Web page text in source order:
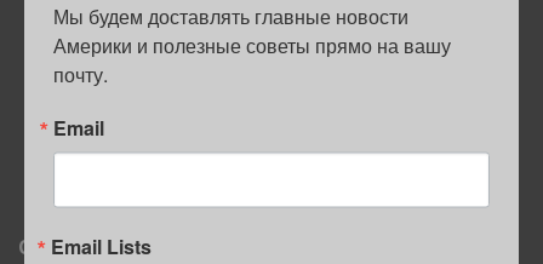
ОБРАЗОВАНИЕ
О нас
Мы будем доставлять главные новости
Америки и полезные советы прямо на вашу
почту.
Email
Email Lists